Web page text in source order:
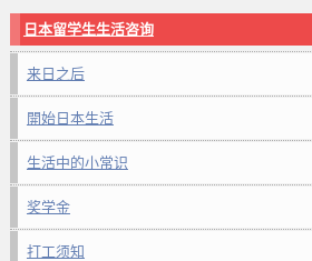
日本留学生生活咨询
来日之后
開始日本生活
生活中的小常识
奖学金
打工须知